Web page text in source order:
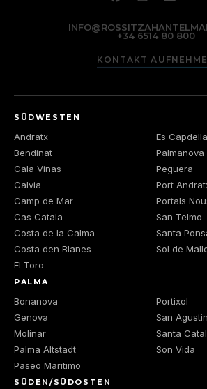
+34 6514 80 800
KONTAKT
SÜDWESTEN
Andratx
Bendinat
Cala Vinas
Calvia
Camp de Mar
Cas Catala
Costa de la Calma
Costa den Blanes
El Toro
Es Capdella
Palmanova
Peguera
Port
Portals
San Telmo
Santa
Sol de
PALMA
Bonanova
Genova
Molinar
Palma Altstadt
Paseo Maritimo
Portixol
San Agustin
Santa
Son Vida
SÜDEN/SÜDOSTEN